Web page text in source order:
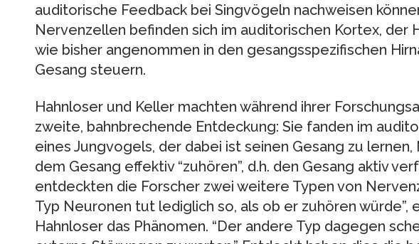
auditorische Feedback bei Singvögeln nachweisen
Nervenzellen befinden sich im auditorischen Kortex, der
wie bisher angenommen in den gesangsspezifischen
Gesang steuern.
Hahnloser und Keller machten während ihrer
zweite, bahnbrechende Entdeckung: Sie fanden im
eines Jungvogels, der dabei ist seinen Gesang zu
dem Gesang effektiv “zuhören”, d.h. den Gesang aktiv
entdeckten die Forscher zwei weitere Typen von
Typ Neuronen tut lediglich so, als ob er zuhören würde”,
Hahnloser das Phänomen. “Der andere Typ dagegen